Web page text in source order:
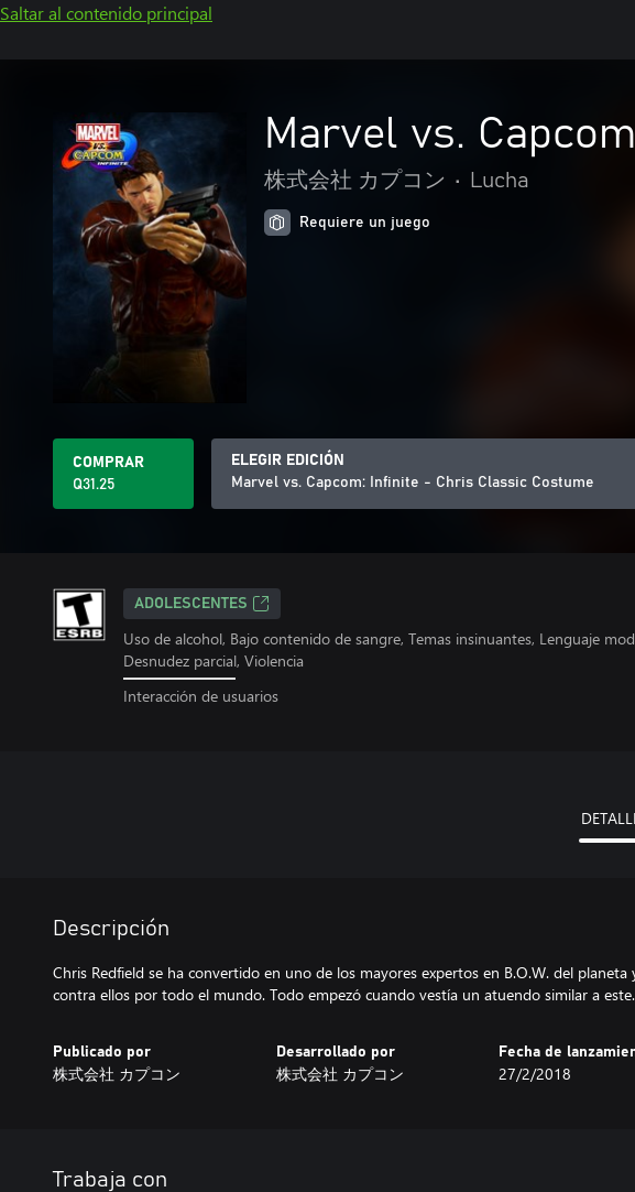
Saltar al contenido principal
Marvel vs.
株式会社 カプコン • Lucha
Requiere un juego
COMPRAR
Q31.25
ELEGIR EDICIÓN
Marvel vs. Capcom: Infinite - Chris Classic Costume
ADOLESCENTES
Uso de alcohol, Bajo contenido de sangre, Temas insinuantes, Lenguaje
Desnudez parcial, Violencia
Interacción de usuarios
Descripción
Chris Redfield se ha convertido en uno de los mayores expertos en B.O.W. del planeta
contra ellos por todo el mundo. Todo empezó cuando vestía un atuendo similar a este.
Publicado por
株式会社 カプコン
Desarrollado por
株式会社 カプコン
Fecha de
27/2/2018
Trabaja con